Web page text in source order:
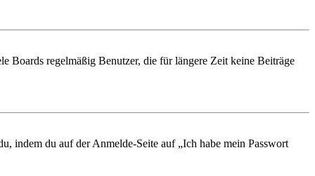
Boards regelmäßig Benutzer, die für längere Zeit keine Beiträge
indem du auf der Anmelde-Seite auf „Ich habe mein Passwort